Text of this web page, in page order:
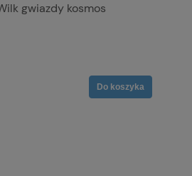
gwiazdy kosmos
Do koszyka